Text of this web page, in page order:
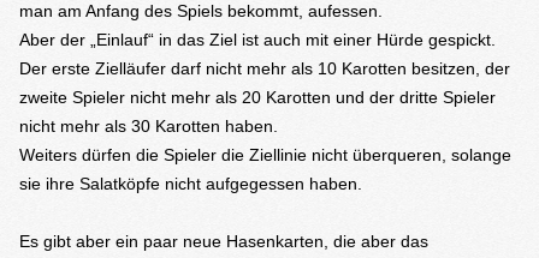
man am Anfang des Spiels bekommt, aufessen.
Aber der „Einlauf“ in das Ziel ist auch mit einer Hürde gespickt.
Der erste Zielläufer darf nicht mehr als 10 Karotten besitzen, der
zweite Spieler nicht mehr als 20 Karotten und der dritte Spieler
nicht mehr als 30 Karotten haben.
Weiters dürfen die Spieler die Ziellinie nicht überqueren, solange
sie ihre Salatköpfe nicht aufgegessen haben.
Es gibt aber ein paar neue Hasenkarten, die aber das